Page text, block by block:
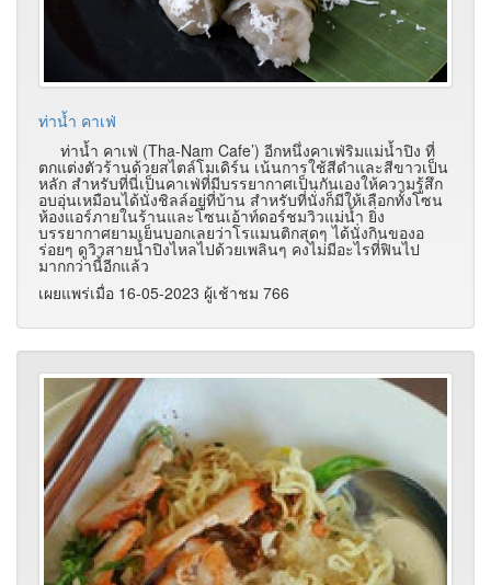
ท่าน้ำ คาเฟ่
ท่าน้ำ คาเฟ่ (Tha-Nam Cafe’) อีกหนึ่งคาเฟ่ริมแม่น้ำปิง ที่
ตกแต่งตัวร้านด้วยสไตล์โมเดิร์น เน้นการใช้สีดำและสีขาวเป็น
หลัก สำหรับที่นี่เป็นคาเฟ่ที่มีบรรยากาศเป็นกันเองให้ความรู้สึก
อบอุ่นเหมือนได้นั่งชิลล์อยู่ที่บ้าน สำหรับที่นั่งก็มีให้เลือกทั้งโซน
ห้องแอร์ภายในร้านและโซนเอ้าท์ดอร์ชมวิวแม่น้ำ ยิ่ง
บรรยากาศยามเย็นบอกเลยว่าโรแมนติกสุดๆ ได้นั่งกินของอ
ร่อยๆ ดูวิวสายน้ำปิงไหลไปด้วยเพลินๆ คงไม่มีอะไรที่ฟินไป
มากกว่านี้อีกแล้ว
เผยแพร่เมื่อ 16-05-2023 ผู้เช้าชม 766